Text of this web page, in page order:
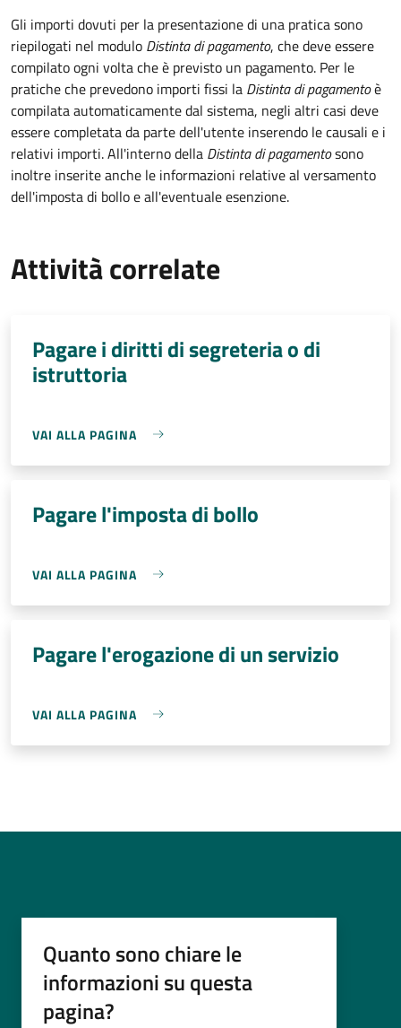
Gli importi dovuti per la presentazione di una pratica sono
riepilogati nel modulo Distinta di pagamento, che deve essere
compilato ogni volta che è previsto un pagamento. Per le
pratiche che prevedono importi fissi la Distinta di pagamentoè
compilata automaticamente dal sistema, negli altri casi deve
essere completata da parte dell'utente inserendo le causali e i
relativi importi.All'interno della Distinta di pagamentosono
inoltre inserite anche le informazioni relative al versamento
dell'imposta di bollo e all'eventuale esenzione.
Attività correlate
Pagare i diritti di segreteria o di
istruttoria
VAI ALLA PAGINA
Pagare l'imposta di bollo
VAI ALLA PAGINA
Pagare l'erogazione di un servizio
VAI ALLA PAGINA
Quanto sono chiare le
informazioni su questa
pagina?